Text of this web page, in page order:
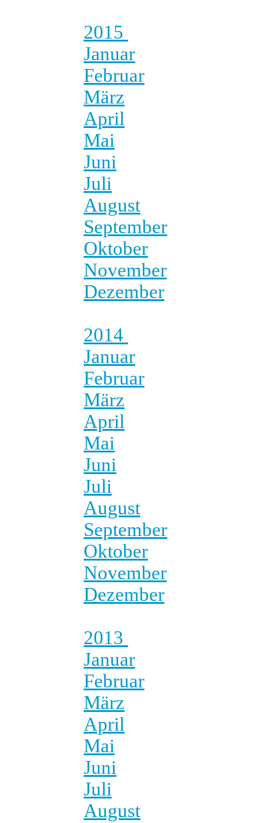
2015
Januar
Februar
März
April
Mai
Juni
Juli
August
September
Oktober
November
Dezember
2014
Januar
Februar
März
April
Mai
Juni
Juli
August
September
Oktober
November
Dezember
2013
Januar
Februar
März
April
Mai
Juni
Juli
August